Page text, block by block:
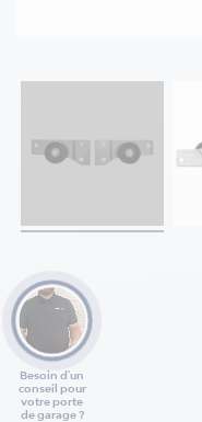
Besoin d'un
conseil pour
votre porte
de garage ?